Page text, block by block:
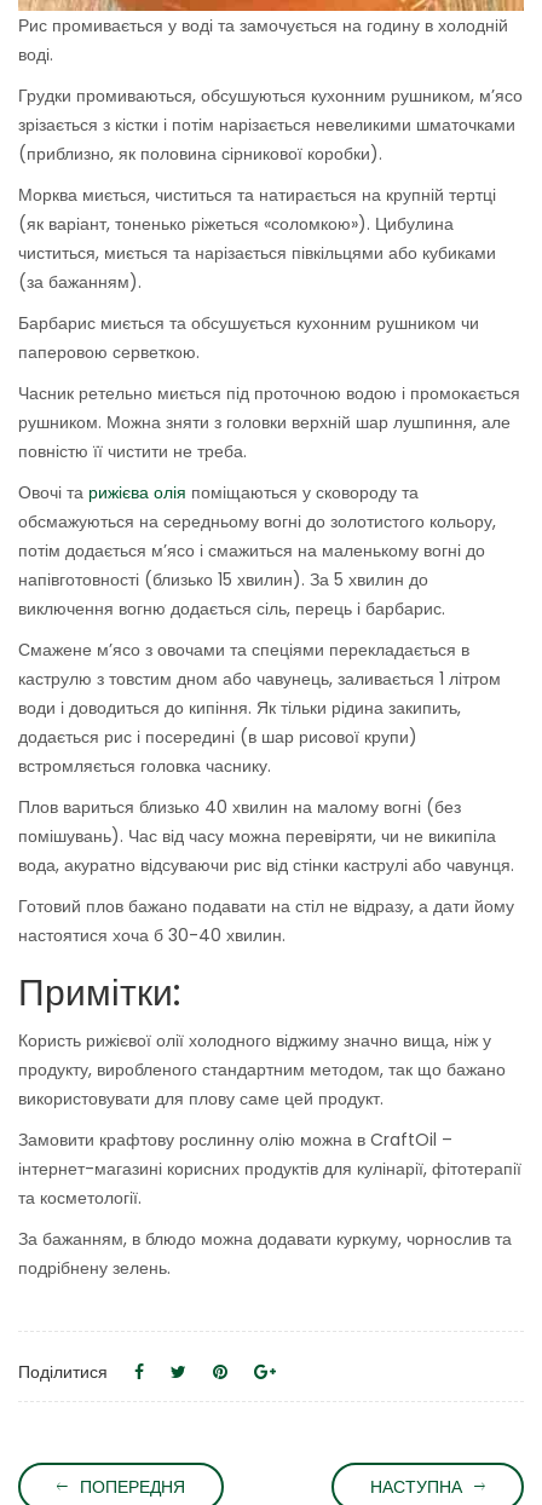
Рис промивається у воді та замочується на годину в холодній
воді.
Грудки промиваються, обсушуються кухонним рушником, м’ясо
зрізається з кістки і потім нарізається невеликими шматочками
(приблизно, як половина сірникової коробки).
Морква миється, чиститься та натирається на крупній тертці
(як варіант, тоненько ріжеться «соломкою»). Цибулина
чиститься, миється та нарізається півкільцями або кубиками
(за бажанням).
Барбарис миється та обсушується кухонним рушником чи
паперовою серветкою.
Часник ретельно миється під проточною водою і промокається
рушником. Можна зняти з головки верхній шар лушпиння, але
повністю її чистити не треба.
Овочі та рижієва олія поміщаються у сковороду та
обсмажуються на середньому вогні до золотистого кольору,
потім додається м’ясо і смажиться на маленькому вогні до
напівготовності (близько 15 хвилин). За 5 хвилин до
виключення вогню додається сіль, перець і барбарис.
Смажене м’ясо з овочами та спеціями перекладається в
каструлю з товстим дном або чавунець, заливається 1 літром
води і доводиться до кипіння. Як тільки рідина закипить,
додається рис і посередині (в шар рисової крупи)
встромляється головка часнику.
Плов вариться близько 40 хвилин на малому вогні (без
помішувань). Час від часу можна перевіряти, чи не википіла
вода, акуратно відсуваючи рис від стінки каструлі або чавунця.
Готовий плов бажано подавати на стіл не відразу, а дати йому
настоятися хоча б 30-40 хвилин.
Примітки:
Користь рижієвої олії холодного віджиму значно вища, ніж у
продукту, виробленого стандартним методом, так що бажано
використовувати для плову саме цей продукт.
Замовити крафтову рослинну олію можна в CraftOil –
інтернет-магазині корисних продуктів для кулінарії, фітотерапії
та косметології.
За бажанням, в блюдо можна додавати куркуму, чорнослив та
подрібнену зелень.
Поділитися
ПОПЕРЕДНЯ НАСТУПНА